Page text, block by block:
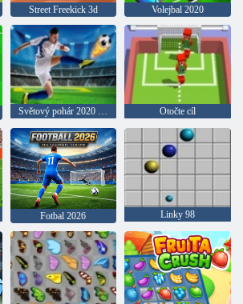
Street Freekick 3d Volejbal 2020
Světový pohár 2020 fotbal Otočte cíl
Fotbal 2026 Linky 98